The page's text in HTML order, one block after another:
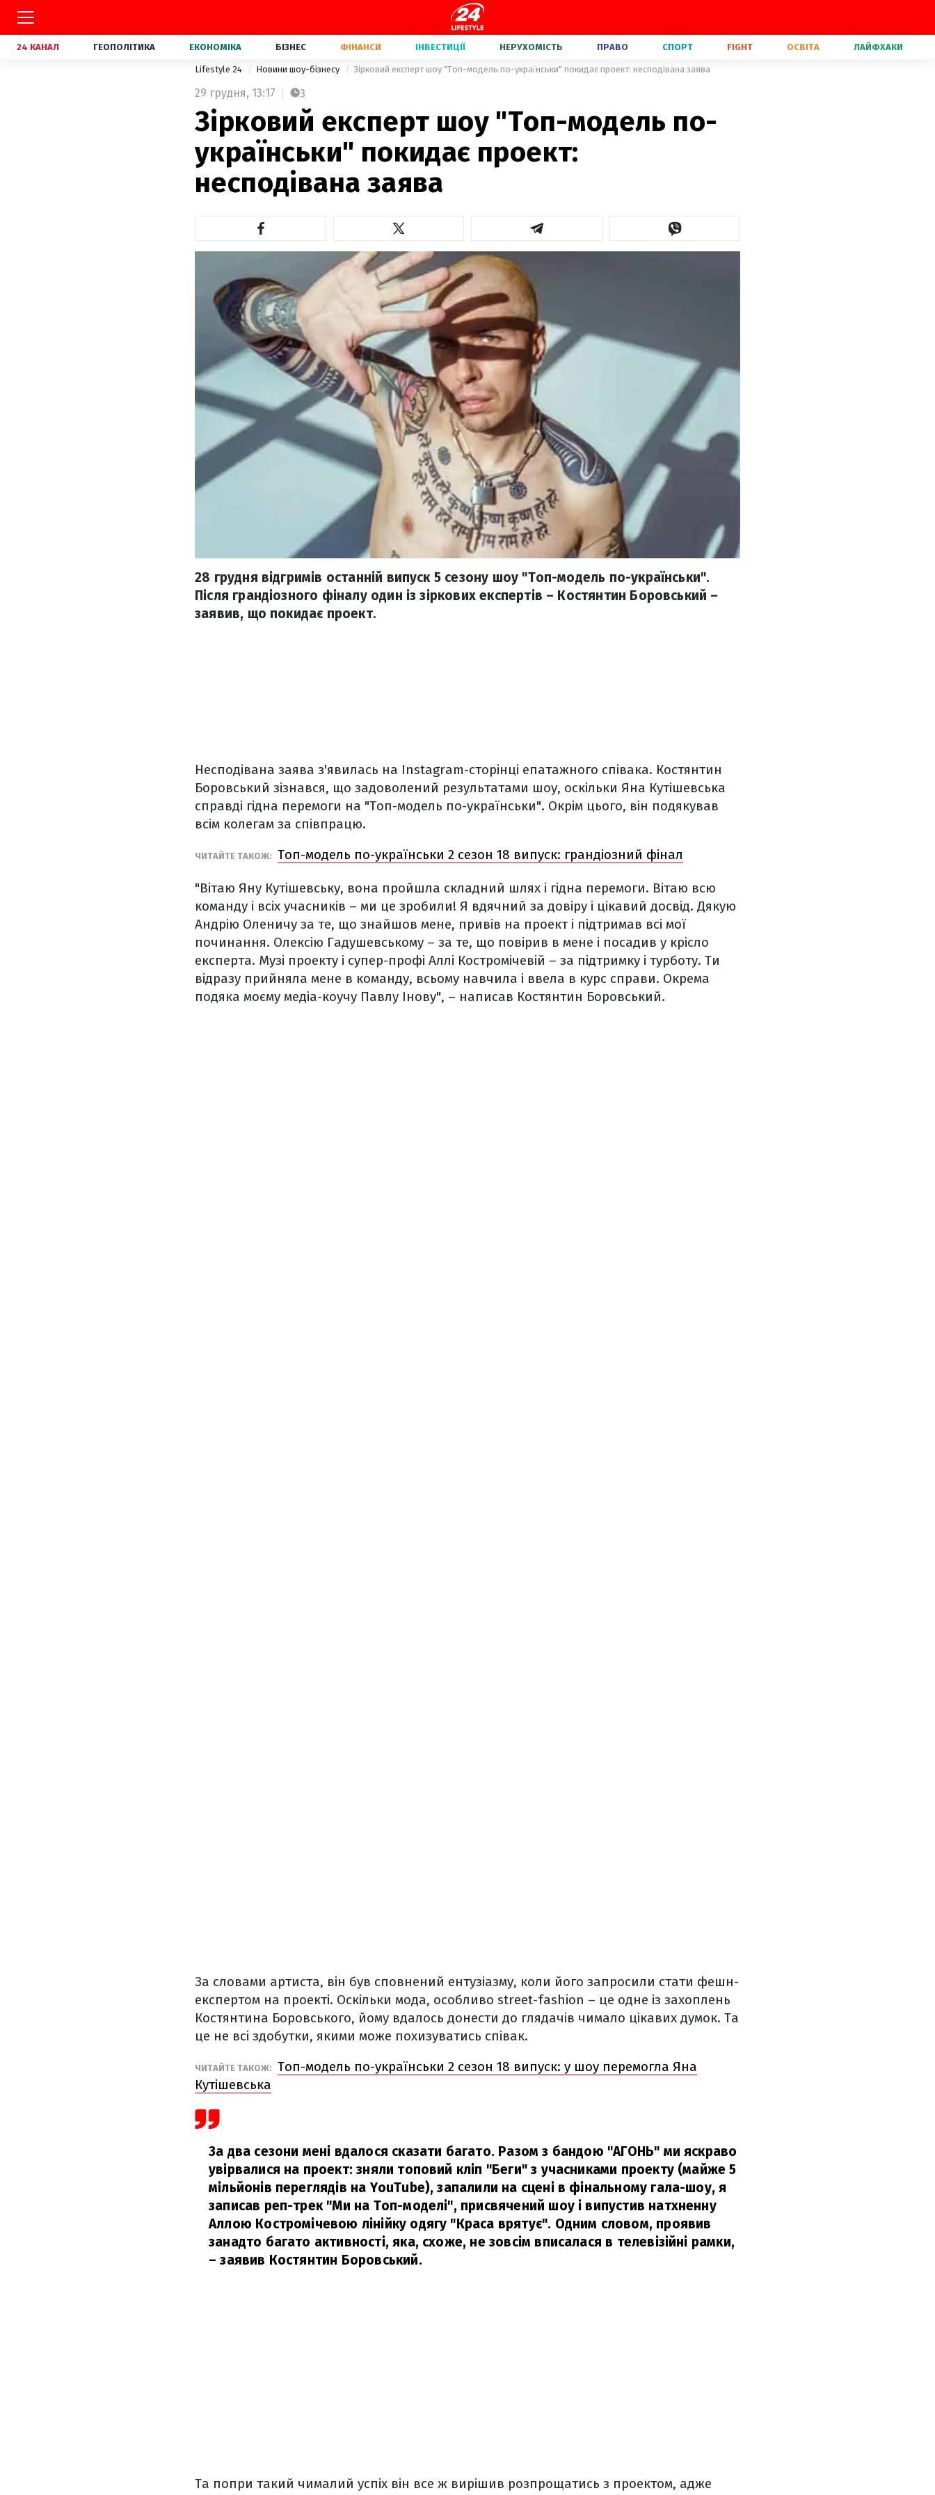
24 КАНАЛ ГЕОПОЛІТИКА ЕКОНОМІКА БІЗНЕС ФІНАНСИ ІНВЕСТИЦІЇ НЕРУХОМІСТЬ ПРАВО СПОРТ FIGHT ОСВІТА ЛАЙФХАКИ
Lifestyle 24 Новини шоу-бізнесу Зірковий експерт шоу "Топ-модель по-українськи" покидає проект: несподівана заява
29 грудня, 13:17 3
Зірковий експерт шоу "Топ-модель по-
українськи" покидає проект:
несподівана заява
28 грудня відгримів останній випуск 5 сезону шоу "Топ-модель по-українськи".
Після грандіозного фіналу один із зіркових експертів – Костянтин Боровський –
заявив, що покидає проект.
Несподівана заява з'явилась на Instagram-сторінці епатажного співака. Костянтин
Боровський зізнався, що задоволений результатами шоу, оскільки Яна Кутішевська
справді гідна перемоги на "Топ-модель по-українськи". Окрім цього, він подякував
всім колегам за співпрацю.
ЧИТАЙТЕ ТАКОЖ: Топ-модель по-українськи 2 сезон 18 випуск: грандіозний фінал
"Вітаю Яну Кутішевську, вона пройшла складний шлях і гідна перемоги. Вітаю всю
команду і всіх учасників – ми це зробили! Я вдячний за довіру і цікавий досвід. Дякую
Андрію Оленичу за те, що знайшов мене, привів на проект і підтримав всі мої
починання. Олексію Гадушевському – за те, що повірив в мене і посадив у крісло
експерта. Музі проекту і супер-профі Аллі Костромічевій – за підтримку і турботу. Ти
відразу прийняла мене в команду, всьому навчила і ввела в курс справи. Окрема
подяка моєму медіа-коучу Павлу Інову", – написав Костянтин Боровський.
За словами артиста, він був сповнений ентузіазму, коли його запросили стати фешн-
експертом на проекті. Оскільки мода, особливо street-fashion – це одне із захоплень
Костянтина Боровського, йому вдалось донести до глядачів чимало цікавих думок. Та
це не всі здобутки, якими може похизуватись співак.
ЧИТАЙТЕ ТАКОЖ: Топ-модель по-українськи 2 сезон 18 випуск: у шоу перемогла Яна
Кутішевська
За два сезони мені вдалося сказати багато. Разом з бандою "АГОНЬ" ми яскраво
увірвалися на проект: зняли топовий кліп "Беги" з учасниками проекту (майже 5
мільйонів переглядів на YouTube), запалили на сцені в фінальному гала-шоу, я
записав реп-трек "Ми на Топ-моделі", присвячений шоу і випустив натхненну
Аллою Костромічевою лінійку одягу "Краса врятує". Одним словом, проявив
занадто багато активності, яка, схоже, не зовсім вписалася в телевізійні рамки,
– заявив Костянтин Боровський.
Та попри такий чималий успіх він все ж вирішив розпрощатись з проектом, адже